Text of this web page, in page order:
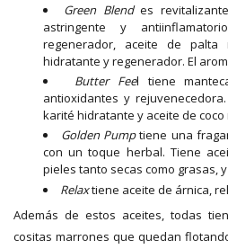
Green Blendes
astringente y
regenerador, aceite de
hidratante y regenerador. El
Butter Feel tiene
antioxidantes y
karité hidratante y aceite de
Golden Pumptiene una
con un toque herbal. Tiene
pieles tanto secas como grasas,
Relaxtiene aceite de árnica,
Además de estos aceites, todas
cositas marrones que quedan